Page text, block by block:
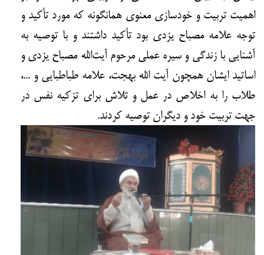
اهمیت تربیت و خودسازی معنوی همانگونه که مورد تأکید و
توجه علامه مصباح یزدی بود تأکید داشتند و با توصیه به
آشنایی با زندگی و سیره عملی مرحوم آیت‌الله مصباح یزدی و
اساتید ایشان همچون آیت الله بهجت، علامه طباطبایی و ...،
طلاب را به اخلاص در عمل و تلاش برای تزکیه نفس در
جهت تربیت خود و دیگران توصیه کردند.